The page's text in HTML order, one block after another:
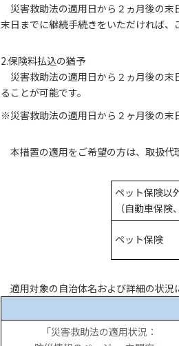
災害救助法の適用日から２ヵ月後の
末日までに継続手続きをいただければ、
2.保険料払込の猶予
災害救助法の適用日から２ヵ月後の
ることが可能です。
※災害救助法の適用日から２ヶ月後の末
本措置の適用をご希望の方は、取扱代
ペット保険以
（自動車保
ペット保険
適用対象の自治体名および詳細の状況
「災害救助法の適用状況：